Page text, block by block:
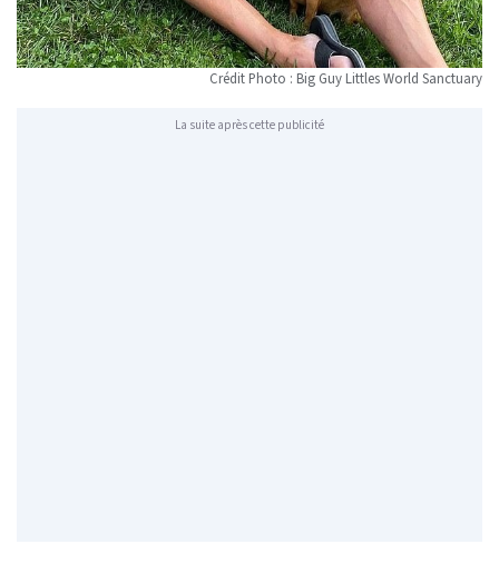
Crédit Photo : Big Guy Littles World Sanctuary
La suite après cette publicité